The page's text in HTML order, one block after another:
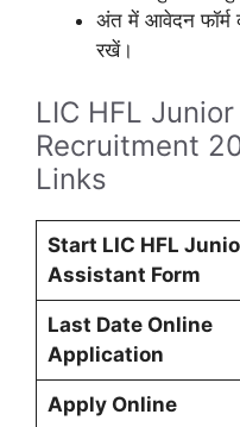
अंत में आवेदन फॉर्म
रखें।
LIC HFL
Recruitment
Links
Start LIC HFL
Assistant Form
Last Date Online
Application
Apply Online